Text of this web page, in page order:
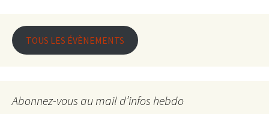
TOUS LES ÉVÈNEMENTS
Abonnez-vous au mail d’infos hebdo